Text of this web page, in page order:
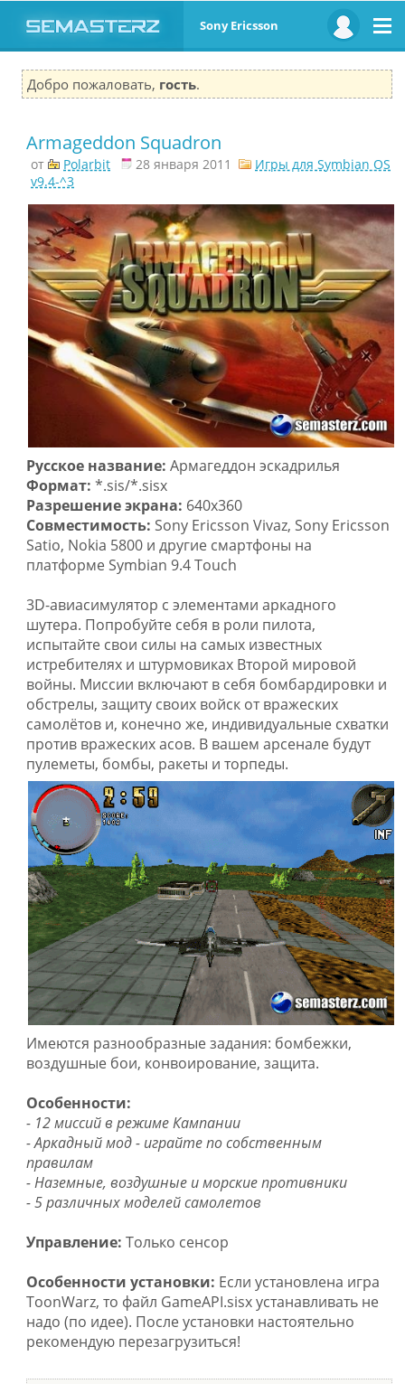
Sony Ericsson
Добро пожаловать, гость.
Armageddon Squadron
от Polarbit 28 января 2011
Игры для Symbian OS
v9.4-^3
Русское название: Армагеддон эскадрилья
Формат: *.sis/*.sisx
Разрешение экрана: 640x360
Совместимость: Sony Ericsson Vivaz, Sony Ericsson
Satio, Nokia 5800 и другие смартфоны на
платформе Symbian 9.4 Touch
3D-авиасимулятор с элементами аркадного
шутера. Попробуйте себя в роли пилота,
испытайте свои силы на самых известных
истребителях и штурмовиках Второй мировой
войны. Миссии включают в себя бомбардировки и
обстрелы, защиту своих войск от вражеских
самолётов и, конечно же, индивидуальные схватки
против вражеских асов. В вашем арсенале будут
пулеметы, бомбы, ракеты и торпеды.
Имеются разнообразные задания: бомбежки,
воздушные бои, конвоирование, защита.
Особенности:
- 12 миссий в режиме Кампании
- Аркадный мод - играйте по собственным
правилам
- Наземные, воздушные и морские противники
- 5 различных моделей самолетов
Управление: Только сенсор
Особенности установки: Если установлена игра
ToonWarz, то файл GameAPI.sisx устанавливать не
надо (по идее). После установки настоятельно
рекомендую перезагрузиться!